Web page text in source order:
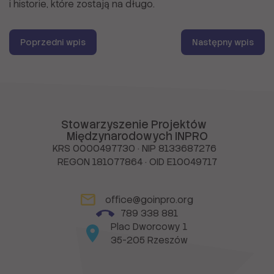
i historie, które zostają na długo.
Poprzedni wpis Następny wpis
Stowarzyszenie Projektów
Międzynarodowych INPRO
KRS 0000497730 · NIP 8133687276
REGON 181077864 · OID E10049717
office@goinpro.org
789 338 881
Plac Dworcowy 1
35-205 Rzeszów